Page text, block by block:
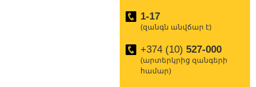
1-17
(զանգն անվճար է)
+374 (10) 527-000
(արտերկրից զանգերի
համար)